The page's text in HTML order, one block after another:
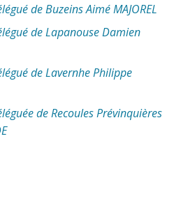
de Buzeins Aimé MAJOREL
de Lapanouse Damien
de Lavernhe Philippe
de Recoules Prévinquières